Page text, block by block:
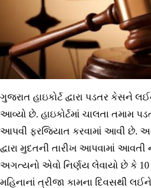
ગુજરાત હાઇકોર્ટ દ્વારા પડતર કેસને
આવ્યો છે. હાઇકોર્ટમાં ચાલતા તમામ
આપવી ફરજિયાત કરવામાં આવી છે.
દ્વારા મુદતની તારીખ આપવામાં આવતી
અગત્યનો એવો નિર્ણય લેવાયો છે કે 10
મહિનાનાં ત્રીજા કામના દિવસથી